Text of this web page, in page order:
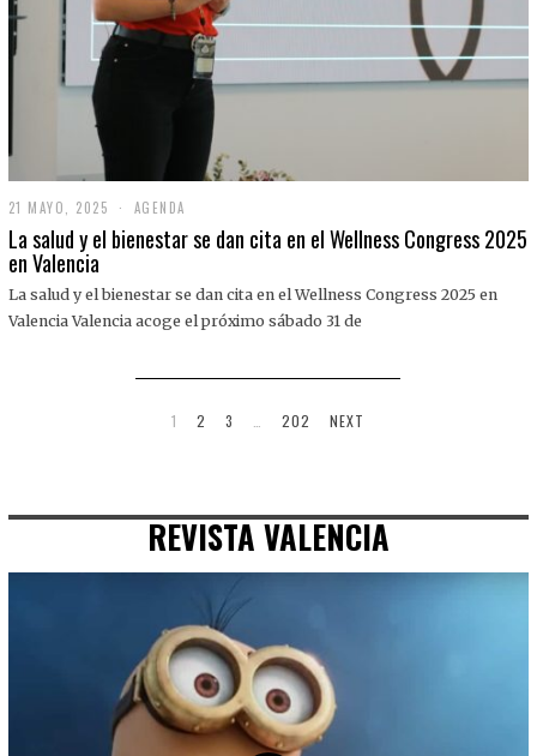
21 MAYO, 2025
1
M
O
,
AGENDA
La salud y el bienestar se dan cita en el Wellness Congress 2025
en Valencia
La salud y el bienestar se dan cita en el Wellness Congress 2025 en
Valencia Valencia acoge el próximo sábado 31 de
1 2 3 202 NEXT
REVISTA VALENCIA